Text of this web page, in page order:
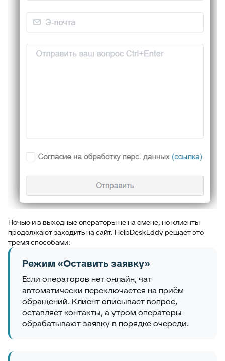
Ночью и в выходные операторы не на смене, но клиенты
продолжают заходить на сайт. HelpDeskEddy решает это
тремя способами:
Режим «Оставить заявку»
Если операторов нет онлайн, чат
автоматически переключается на приём
обращений. Клиент описывает вопрос,
оставляет контакты, а утром операторы
обрабатывают заявку в порядке очереди.